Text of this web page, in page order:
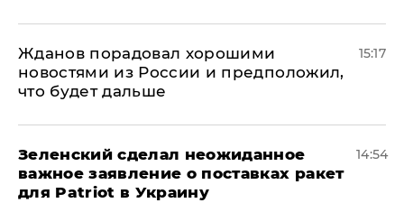
Жданов порадовал хорошими
новостями из России и предположил,
что будет дальше
15:17
Зеленский сделал неожиданное
важное заявление о поставках ракет
для Patriot в Украину
14:54